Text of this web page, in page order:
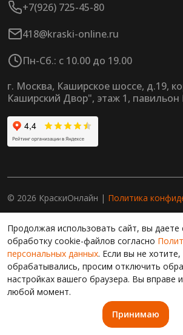
Каталог Войти
+7(926) 725-45-80
418@kraski-online.ru
Пн-Сб.: с 10.00 до 19.00
г. Москва, Каширское шоссе, д.19,
Каширский Двор", этаж 1,
© 2026 КраскиОнлайн | Политика
использование сайтом cookies и
данных в целях функционирования сайта,
ретаргетинга, статистических
сервиса и предоставления релевантной
информации на основе ваших
Продолжая использовать сайт, вы даете
обработку cookie-файлов согласно
персональных данных. Если вы не
обрабатывались, просим отключить
настройках вашего браузера. Вы вправе
любой момент.
Принимаю